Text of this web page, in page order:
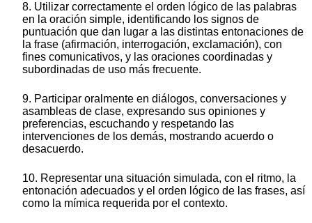
8. Utilizar correctamente el orden lógico de las palabras
en la oración simple, identificando los signos de
puntuación que dan lugar a las distintas entonaciones de
la frase (afirmación, interrogación, exclamación), con
fines comunicativos, y las oraciones coordinadas y
subordinadas de uso más frecuente.
9. Participar oralmente en diálogos, conversaciones y
asambleas de clase, expresando sus opiniones y
preferencias, escuchando y respetando las
intervenciones de los demás, mostrando acuerdo o
desacuerdo.
10. Representar una situación simulada, con el ritmo, la
entonación adecuados y el orden lógico de las frases, así
como la mímica requerida por el contexto.